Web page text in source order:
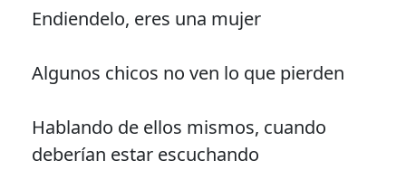
Endiendelo, eres una mujer
Algunos chicos no ven lo que pierden
Hablando de ellos mismos, cuando
deberían estar escuchando